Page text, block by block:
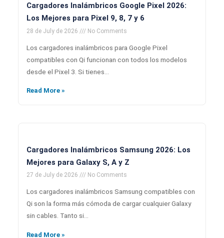
Cargadores Inalámbricos Google Pixel 2026:
Los Mejores para Pixel 9, 8, 7 y 6
28 de July de 2026 No Comments
Los cargadores inalámbricos para Google Pixel
compatibles con Qi funcionan con todos los modelos
desde el Pixel 3. Si tienes…
Read More »
Cargadores Inalámbricos Samsung 2026: Los
Mejores para Galaxy S, A y Z
27 de July de 2026 No Comments
Los cargadores inalámbricos Samsung compatibles con
Qi son la forma más cómoda de cargar cualquier Galaxy
sin cables. Tanto si…
Read More »